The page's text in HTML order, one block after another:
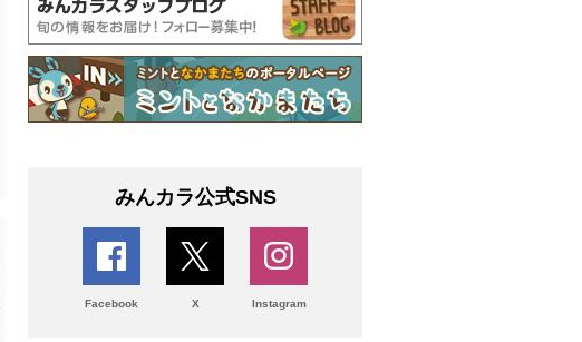
みんカラ公式SNS
Facebook X Instagram